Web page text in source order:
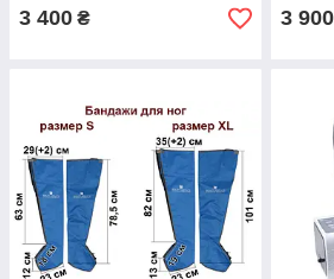
3 400 ₴ 3 900